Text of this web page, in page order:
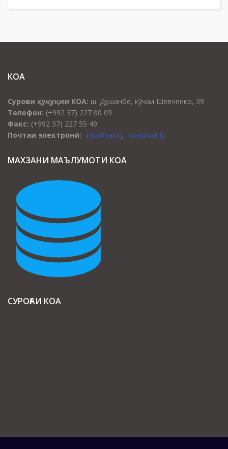
КОА
Суроғаи ҳуқуқии КОА: ш. Душанбе, кӯчаи Шевченко, 39
Телефон: (+992 37) 227 00 09
Факс: (+992 37) 227 55 49
Почтаи электронӣ: info@vak.tj, koa@vak.tj
МАХЗАНИ МАЪЛУМОТИ КОА
СУРОҒАИ КОА